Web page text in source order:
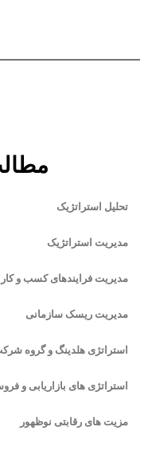
تحلیل استراتژیک
مدیریت استراتژیک
مدیریت فرایندهای کسب و کار
مدیریت ریسک سازمانی
استراتژی هلدینگ و گروه
استراتژی های بازاریابی و
مزیت های رقابتی نوظهور